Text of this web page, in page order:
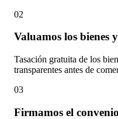
02
Valuamos los bienes
Tasación gratuita de los
transparentes antes de
03
Firmamos el